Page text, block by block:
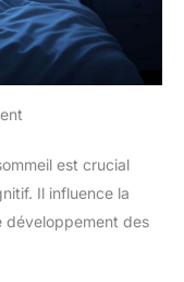
est crucial
Il influence la
développement des